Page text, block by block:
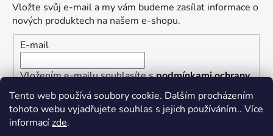
Tento web používá soubory cookie. Dalším procházením
tohoto webu vyjadřujete souhlas s jejich používáním.. Více
informacízde.
Vložte svůj e-mail a my vám budeme zasílat informace o
nových produktech na našem e-shopu.
E-mail
Vložením e-mailu souhlasíte spodmínkami ochrany
osobních údajů
PŘIHLÁSIT SE